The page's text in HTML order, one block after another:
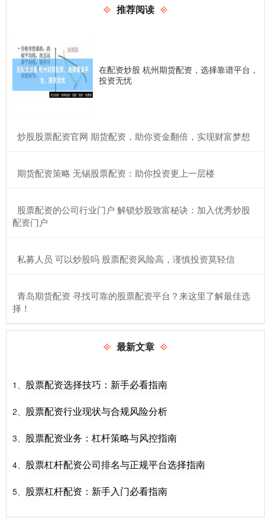
推荐阅读
在配资炒股 杭州期货配资，选择靠谱平台，
投资无忧
​炒股股票配资官网 期货配资，助你资金翻倍，实现财富梦想
​期货配资策略 无锡股票配资：助你投资更上一层楼
​股票配资的公司行业门户 解锁炒股致富秘诀：加入优秀炒股
配资门户
​私募人员 可以炒股吗 股票配资风险高，谨慎投资莫轻信
​青岛期货配资 寻找可靠的股票配资平台？来这里了解最佳选
择！
最新文章
1、 股票配资选择技巧：新手必看指南
2、 股票配资行业现状与合规风险分析
3、 股票配资业务：杠杆策略与风控指南
4、 股票杠杆配资公司排名与正规平台选择指南
5、 股票杠杆配资：新手入门必看指南